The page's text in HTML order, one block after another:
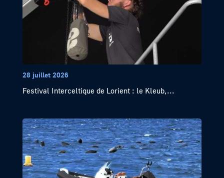
28 juillet 2026
Festival Interceltique de Lorient : le Kleub,...